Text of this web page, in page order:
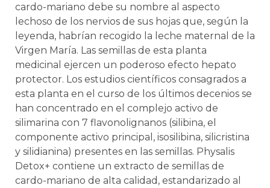
cardo-mariano debe su nombre al aspecto
lechoso de los nervios de sus hojas que, según la
leyenda, habrían recogido la leche maternal de la
Virgen María. Las semillas de esta planta
medicinal ejercen un poderoso efecto hepato
protector. Los estudios científicos consagrados a
esta planta en el curso de los últimos decenios se
han concentrado en el complejo activo de
silimarina con 7 flavonolignanos (silibina, el
componente activo principal, isosilibina, silicristina
y silidianina) presentes en las semillas. Physalis
Detox+ contiene un extracto de semillas de
cardo-mariano de alta calidad, estandarizado al